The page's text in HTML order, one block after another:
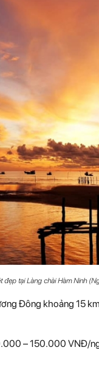
đẹp tại Làng chài Hàm Ninh
Đông khoảng 15
– 150.000 VNĐ/